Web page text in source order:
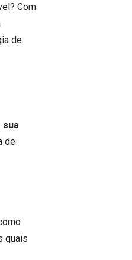
Com
de
de
quais